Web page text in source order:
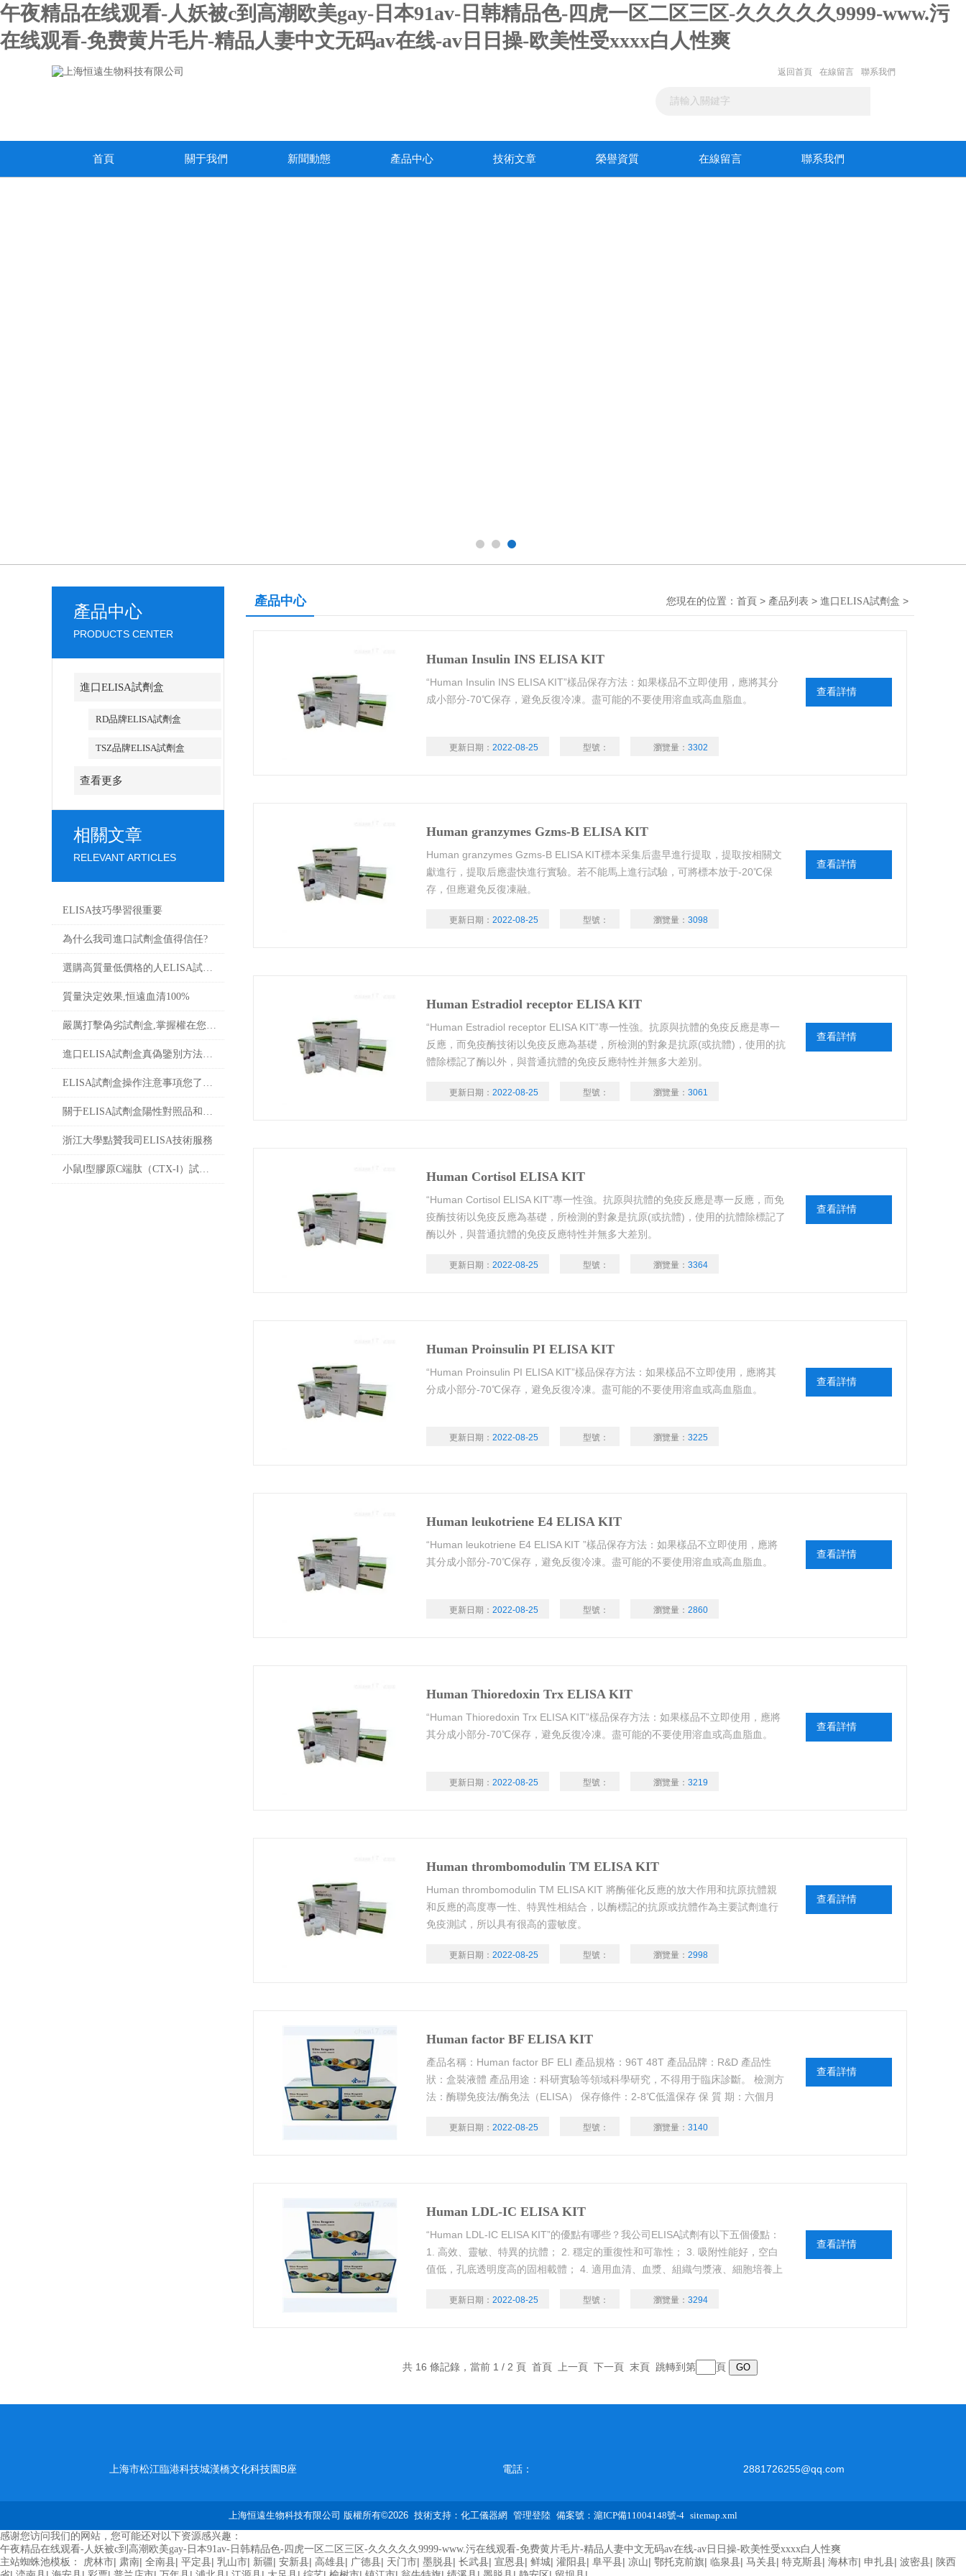
午夜精品在线观看-人妖被c到高潮欧美gay-日本91av-日韩精品色-四虎一区二区三区-久久久久久9999-www.污
在线观看-免费黄片毛片-精品人妻中文无码av在线-av日日操-欧美性受xxxx白人性爽
返回首頁 在線留言 聯系我們
首頁 關于我們 新聞動態 產品中心 技術文章 榮譽資質 在線留言 聯系我們
產品中心
PRODUCTS CENTER
進口ELISA試劑盒
RD品牌ELISA試劑盒
TSZ品牌ELISA試劑盒
查看更多
相關文章
RELEVANT ARTICLES
ELISA技巧學習很重要
為什么我司進口試劑盒值得信任?
選購高質量低價格的人ELISA試劑盒技巧
質量決定效果,恒遠血清100%
嚴厲打擊偽劣試劑盒,掌握權在您手上!
進口ELISA試劑盒真偽鑒別方法下載
ELISA試劑盒操作注意事項您了解多少?
關于ELISA試劑盒陽性對照品和陰性對照品的包被問題
浙江大學點贊我司ELISA技術服務
小鼠Ⅰ型膠原C端肽（CTX-Ⅰ）試劑盒使用說明書
產品中心 您現在的位置： 首頁 > 產品列表 > 進口ELISA試劑盒 >
Human Insulin INS ELISA KIT
“Human Insulin INS ELISA KIT”樣品保存方法：如果樣品不立即使用，應將其分
成小部分-70℃保存，避免反復冷凍。盡可能的不要使用溶血或高血脂血。
更新日期： 2022-08-25 型號： 瀏覽量： 3302
查看詳情
Human granzymes Gzms-B ELISA KIT
Human granzymes Gzms-B ELISA KIT標本采集后盡早進行提取，提取按相關文
獻進行，提取后應盡快進行實驗。若不能馬上進行試驗，可將標本放于-20℃保
存，但應避免反復凍融。
更新日期： 2022-08-25 型號： 瀏覽量： 3098
查看詳情
Human Estradiol receptor ELISA KIT
“Human Estradiol receptor ELISA KIT”專一性強。抗原與抗體的免疫反應是專一
反應，而免疫酶技術以免疫反應為基礎，所檢測的對象是抗原(或抗體)，使用的抗
體除標記了酶以外，與普通抗體的免疫反應特性并無多大差別。
更新日期： 2022-08-25 型號： 瀏覽量： 3061
查看詳情
Human Cortisol ELISA KIT
“Human Cortisol ELISA KIT”專一性強。抗原與抗體的免疫反應是專一反應，而免
疫酶技術以免疫反應為基礎，所檢測的對象是抗原(或抗體)，使用的抗體除標記了
酶以外，與普通抗體的免疫反應特性并無多大差別。
更新日期： 2022-08-25 型號： 瀏覽量： 3364
查看詳情
Human Proinsulin PI ELISA KIT
“Human Proinsulin PI ELISA KIT”樣品保存方法：如果樣品不立即使用，應將其
分成小部分-70℃保存，避免反復冷凍。盡可能的不要使用溶血或高血脂血。
更新日期： 2022-08-25 型號： 瀏覽量： 3225
查看詳情
Human leukotriene E4 ELISA KIT
“Human leukotriene E4 ELISA KIT ”樣品保存方法：如果樣品不立即使用，應將
其分成小部分-70℃保存，避免反復冷凍。盡可能的不要使用溶血或高血脂血。
更新日期： 2022-08-25 型號： 瀏覽量： 2860
查看詳情
Human Thioredoxin Trx ELISA KIT
“Human Thioredoxin Trx ELISA KIT”樣品保存方法：如果樣品不立即使用，應將
其分成小部分-70℃保存，避免反復冷凍。盡可能的不要使用溶血或高血脂血。
更新日期： 2022-08-25 型號： 瀏覽量： 3219
查看詳情
Human thrombomodulin TM ELISA KIT
Human thrombomodulin TM ELISA KIT 將酶催化反應的放大作用和抗原抗體親
和反應的高度專一性、特異性相結合，以酶標記的抗原或抗體作為主要試劑進行
免疫測試，所以具有很高的靈敏度。
更新日期： 2022-08-25 型號： 瀏覽量： 2998
查看詳情
Human factor BF ELISA KIT
產品名稱：Human factor BF ELI 產品規格：96T 48T 產品品牌：R&D 產品性
狀：盒裝液體 產品用途：科研實驗等領域科學研究，不得用于臨床診斷。 檢測方
法：酶聯免疫法/酶免法（ELISA） 保存條件：2-8℃低溫保存 保 質 期：六個月
漿、細胞培養上清液、尿液、組織勻漿、心房水標本等等。
更新日期： 2022-08-25 型號： 瀏覽量： 3140
查看詳情
Human LDL-IC ELISA KIT
“Human LDL-IC ELISA KIT”的優點有哪些？我公司ELISA試劑有以下五個優點：
1. 高效、靈敏、特異的抗體； 2. 穩定的重復性和可靠性； 3. 吸附性能好，空白
值低，孔底透明度高的固相載體； 4. 適用血清、血漿、組織勻漿液、細胞培養上
更新日期： 2022-08-25 型號： 瀏覽量： 3294
查看詳情
共 16 條記錄，當前 1 / 2 頁 首頁 上一頁 下一頁 末頁 跳轉到第 頁
上海市松江臨港科技城漢橋文化科技園B座 電話： 2881726255@qq.com
上海恒遠生物科技有限公司 版權所有©2026 技術支持： 化工儀器網 管理登陸 備案號：滬ICP備11004148號-4 sitemap.xml
感谢您访问我们的网站，您可能还对以下资源感兴趣：
午夜精品在线观看-人妖被c到高潮欧美gay-日本91av-日韩精品色-四虎一区二区三区-久久久久久9999-www.污在线观看-免费黄片毛片-精品人妻中文无码av在线-av日日操-欧美性受xxxx白人性爽
主站蜘蛛池模板： 虎林市| 肃南| 全南县| 平定县| 乳山市| 新疆| 安新县| 高雄县| 广德县| 天门市| 墨脱县| 长武县| 宣恩县| 鲜城| 灌阳县| 阜平县| 凉山| 鄂托克前旗| 临泉县| 马关县| 特克斯县| 海林市| 申扎县| 波密县| 陕西